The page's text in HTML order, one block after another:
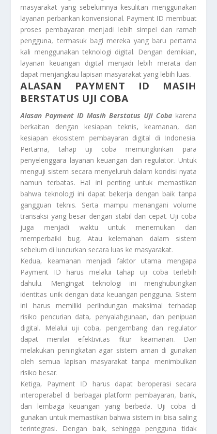
masyarakat yang sebelumnya kesulitan menggunakan
layanan perbankan konvensional. Payment ID membuat
proses pembayaran menjadi lebih simpel dan ramah
pengguna, termasuk bagi mereka yang baru pertama
kali menggunakan teknologi digital. Dengan demikian,
layanan keuangan digital menjadi lebih merata dan
dapat menjangkau lapisan masyarakat yang lebih luas.
ALASAN PAYMENT ID MASIH
BERSTATUS UJI COBA
Alasan Payment ID Masih Berstatus Uji Cobakarena
berkaitan dengan kesiapan teknis, keamanan, dan
kesiapan ekosistem pembayaran digital di Indonesia.
Pertama, tahap uji coba memungkinkan para
penyelenggara layanan keuangan dan regulator. Untuk
menguji sistem secara menyeluruh dalam kondisi nyata
namun terbatas. Hal ini penting untuk memastikan
bahwa teknologi ini dapat bekerja dengan baik tanpa
gangguan teknis. Serta mampu menangani volume
transaksi yang besar dengan stabil dan cepat. Uji coba
juga menjadi waktu untuk menemukan dan
memperbaiki bug. Atau kelemahan dalam sistem
sebelum di luncurkan secara luas ke masyarakat.
Kedua, keamanan menjadi faktor utama mengapa
Payment ID harus melalui tahap uji coba terlebih
dahulu. Mengingat teknologi ini menghubungkan
identitas unik dengan data keuangan pengguna. Sistem
ini harus memiliki perlindungan maksimal terhadap
risiko pencurian data, penyalahgunaan, dan penipuan
digital. Melalui uji coba, pengembang dan regulator
dapat menilai efektivitas fitur keamanan. Dan
melakukan peningkatan agar sistem aman di gunakan
oleh semua lapisan masyarakat tanpa menimbulkan
risiko besar.
Ketiga, Payment ID harus dapat beroperasi secara
interoperabel di berbagai platform pembayaran, bank,
dan lembaga keuangan yang berbeda. Uji coba di
gunakan untuk memastikan bahwa sistem ini bisa saling
terintegrasi. Dengan baik, sehingga pengguna tidak